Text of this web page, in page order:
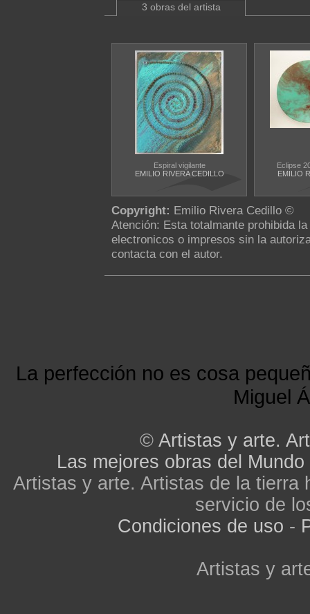
3 obras del artista
Espiral vigilante
EMILIO RIVERA CEDILLO
Eclipse
EMILIO
Copyright: Emilio Rivera Cedillo ©
Atención: Esta totalmante prohibida
electronicos o impresos sin la
contacta con el autor.
La perfección no es cosa
Miguel
© Artistas y arte.
Las mejores obras del Mundo
Artistas y arte. Artistas de la tierra
servicio de
Condiciones de uso -
Artistas y